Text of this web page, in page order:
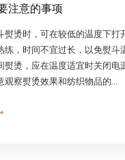
注意的事项
熨烫时，可在较低的温度下打
，时间不宜过长，以免熨斗
熨烫，应在温度适宜时关闭电
观察熨烫效果和纺织物品的...